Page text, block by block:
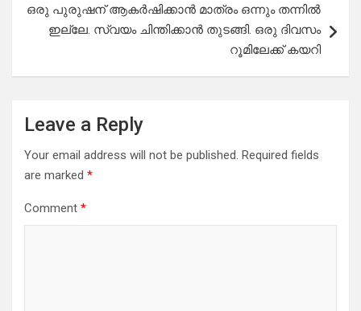
ഒരു പുരുഷന് ആകർഷിക്കാൻ മാത്രം ഒന്നും തന്നിൽ
ഇല്ലേ. സ്വയം ചിന്തിക്കാൻ തുടങ്ങി. ഒരു ദിവസം
റൂമിലേക്ക് കയറി
Leave a Reply
Your email address will not be published. Required fields
are marked *
Comment *